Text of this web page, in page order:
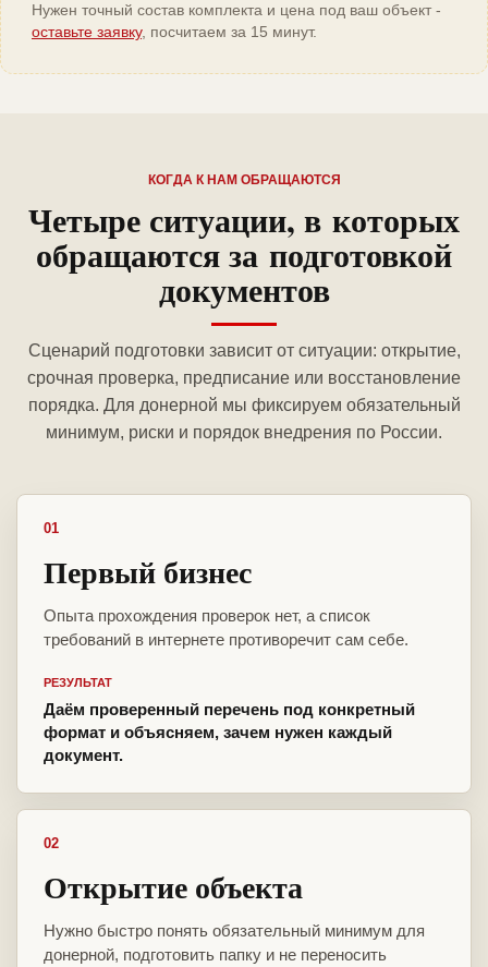
Нужен точный состав комплекта и цена под ваш объект -
оставьте заявку, посчитаем за 15 минут.
КОГДА К НАМ ОБРАЩАЮТСЯ
Четыре ситуации, в которых
обращаются за подготовкой
документов
Сценарий подготовки зависит от ситуации: открытие,
срочная проверка, предписание или восстановление
порядка. Для донерной мы фиксируем обязательный
минимум, риски и порядок внедрения по России.
01
Первый бизнес
Опыта прохождения проверок нет, а список
требований в интернете противоречит сам себе.
РЕЗУЛЬТАТ
Даём проверенный перечень под конкретный
формат и объясняем, зачем нужен каждый
документ.
02
Открытие объекта
Нужно быстро понять обязательный минимум для
донерной, подготовить папку и не переносить